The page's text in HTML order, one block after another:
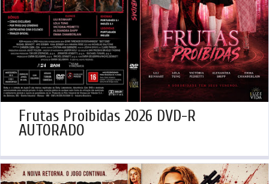
Frutas Proibidas 2026 DVD-R
AUTORADO